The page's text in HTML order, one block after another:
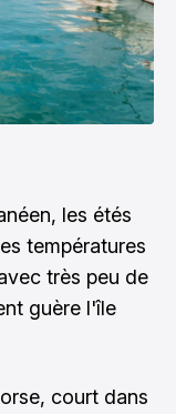
les étés
températures
très peu de
guère l'île
court dans